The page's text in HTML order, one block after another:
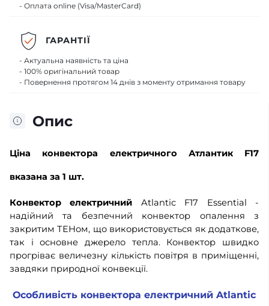
Опис
Ціна конвектора електричного Атлантик F17
вказана за 1 шт.
Конвектор електричний Atlantic F17 Essential -
надійний та безпечний конвектор опалення з
закритим ТЕНом, що використовується як додаткове,
так і основне джерело тепла. Конвектор швидко
прогріває величезну кількість повітря в приміщенні,
завдяки природної конвекції.
Особливість конвектора електричний Atlantic
- Оплата online (Visa/MasterCard)
ГАРАНТІЇ
- Актуальна наявність та ціна
- 100% оригінальний товар
- Повернення протягом 14 днів з моменту отримання товару